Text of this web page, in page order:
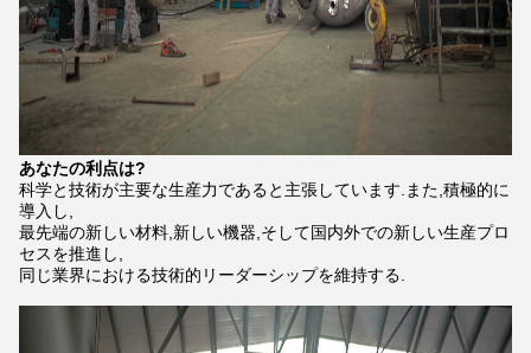
あなたの利点は?
科学と技術が主要な生産力であると主張しています.また,積極的に
導入し,
最先端の新しい材料,新しい機器,そして国内外での新しい生産プロ
セスを推進し,
同じ業界における技術的リーダーシップを維持する.